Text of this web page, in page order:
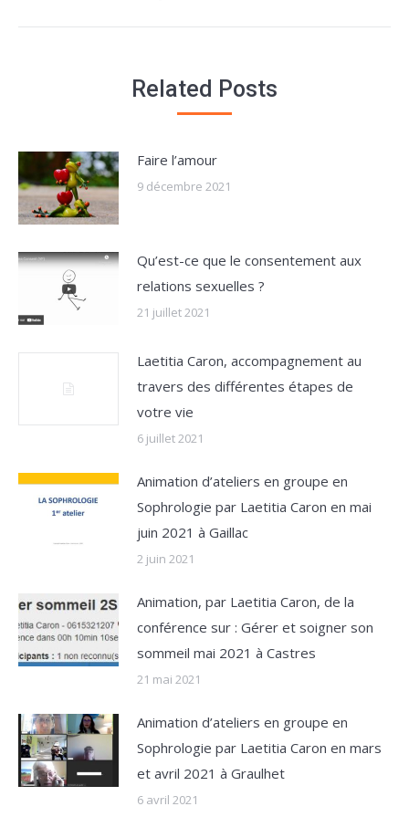
Related Posts
Faire l’amour
9 décembre 2021
Qu’est-ce que le consentement aux
relations sexuelles ?
21 juillet 2021
Laetitia Caron, accompagnement au
travers des différentes étapes de
votre vie
6 juillet 2021
Animation d’ateliers en groupe en
Sophrologie par Laetitia Caron en mai
juin 2021 à Gaillac
2 juin 2021
Animation, par Laetitia Caron, de la
conférence sur : Gérer et soigner son
sommeil mai 2021 à Castres
21 mai 2021
Animation d’ateliers en groupe en
Sophrologie par Laetitia Caron en mars
et avril 2021 à Graulhet
6 avril 2021